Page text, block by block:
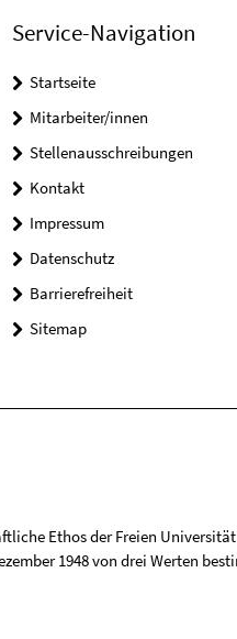
Service-Navigation
Startseite
Mitarbeiter/innen
Stellenausschreibungen
Kontakt
Impressum
Datenschutz
Barrierefreiheit
Sitemap
Ethos der Freien
1948 von drei Werten